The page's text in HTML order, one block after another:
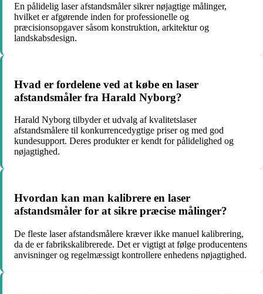
En pålidelig laser afstandsmåler sikrer nøjagtige målinger,
hvilket er afgørende inden for professionelle og
præcisionsopgaver såsom konstruktion, arkitektur og
landskabsdesign.
Hvad er fordelene ved at købe en laser
afstandsmåler fra Harald Nyborg?
Harald Nyborg tilbyder et udvalg af kvalitetslaser
afstandsmålere til konkurrencedygtige priser og med god
kundesupport. Deres produkter er kendt for pålidelighed og
nøjagtighed.
Hvordan kan man kalibrere en laser
afstandsmåler for at sikre præcise målinger?
De fleste laser afstandsmålere kræver ikke manuel kalibrering,
da de er fabrikskalibrerede. Det er vigtigt at følge producentens
anvisninger og regelmæssigt kontrollere enhedens nøjagtighed.